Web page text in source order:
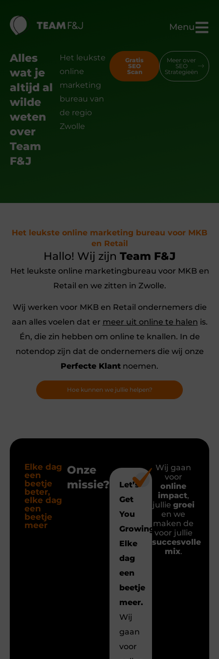
Menu
Alles
wat je
altijd al
wilde
weten
over
Team
F&J
Het leukste
online
marketing
bureau van
de regio
Zwolle
Gratis
SEO
Scan
Meer over
SEO
Strategieën
Het leukste online marketing bureau voor MKB
en Retail
Hallo! Wij zijn Team F&J
Het leukste online marketingbureau voor MKB en
Retail en we zitten in Zwolle.
Wij werken voor MKB en Retail ondernemers die
aan alles voelen dat er meer uit online te halen is.
Én, die zin hebben om online te knallen. In de
notendop zijn dat de ondernemers die wij onze
Perfecte Klant noemen.
Hoe kunnen we jullie helpen?
Elke dag
een
beetje
beter,
elke dag
een
beetje
meer
Onze
missie?
Let’s
Get
You
Growing!
Elke
dag
een
beetje
meer.
Wij
gaan
voor
Wij gaan
voor
online
impact,
jullie groei
en we
maken de
voor jullie
succesvolle
mix.